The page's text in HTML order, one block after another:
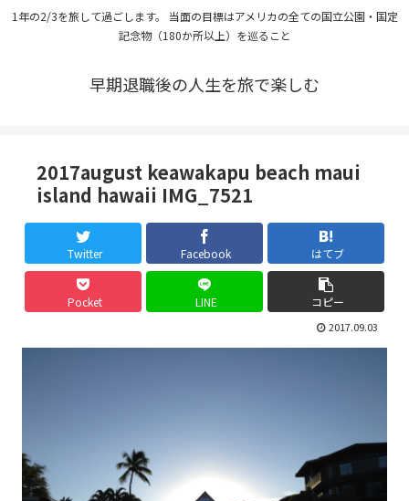
1年の2/3を旅して過ごします。 当面の目標はアメリカの全ての国立公園・国定
記念物（180か所以上）を巡ること
早期退職後の人生を旅で楽しむ
2017august keawakapu beach maui
island hawaii IMG_7521
Twitter Facebook はてブ
Pocket LINE コピー
2017.09.03